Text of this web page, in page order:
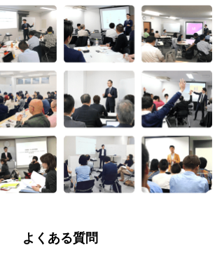
よくある質問